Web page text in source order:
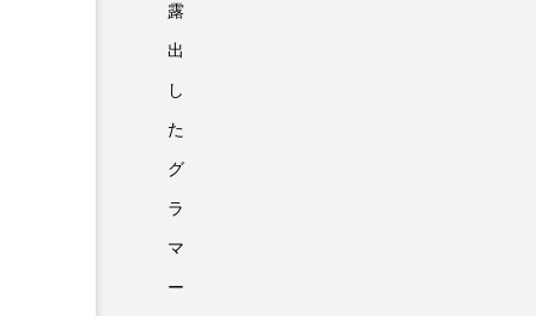
露
出
し
た
グ
ラ
マ
ー